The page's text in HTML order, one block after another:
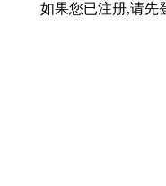
如果您已注册,请先